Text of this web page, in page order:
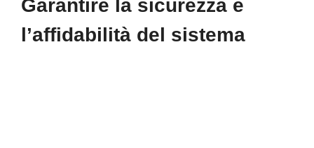
Garantire la sicurezza e
l’affidabilità del sistema